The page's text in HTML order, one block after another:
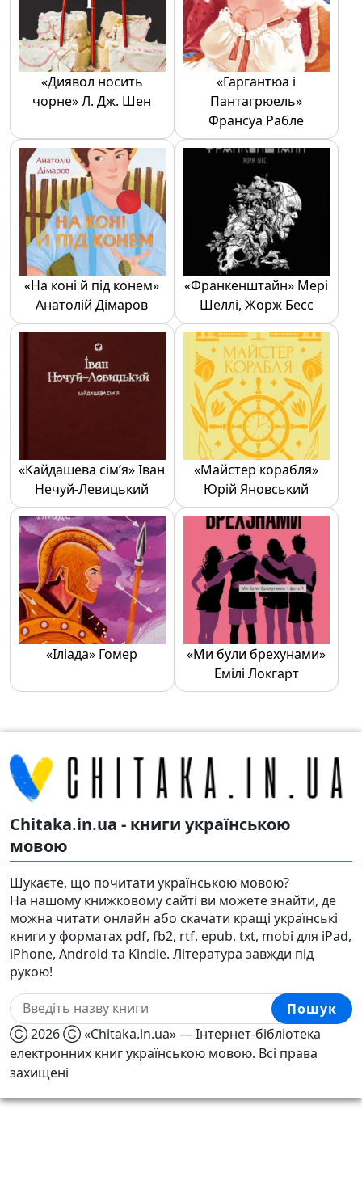
«Диявол носить
чорне» Л. Дж. Шен
«Гаргантюа і
Пантагрюель»
Франсуа Рабле
«На коні й під конем»
Анатолій Дімаров
«Франкенштайн» Мері
Шеллі, Жорж Бесс
«Кайдашева сім’я» Іван
Нечуй-Левицький
«Майстер корабля»
Юрій Яновський
«Іліада» Гомер
«Ми були брехунами»
Емілі Локгарт
Chitaka.in.ua - книги українською
мовою
Шукаєте, що почитати українською мовою?
На нашому книжковому сайті ви можете знайти, де
можна читати онлайн або скачати кращі українські
книги у форматах pdf, fb2, rtf, epub, txt, mobi для iPad,
iPhone, Android та Kindle. Література завжди під
рукою!
Пошук
Ⓒ 2026 Ⓒ «Chitaka.in.ua» — Інтернет-бібліотека
електронних книг українською мовою. Всі права
захищені